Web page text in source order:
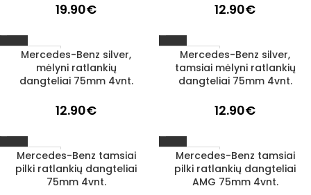
19.90€ 12.90€
1–3 D. D.
Mercedes-Benz silver,
mėlyni ratlankių
dangteliai 75mm 4vnt.
12.90€
1–3 D. D.
Mercedes-Benz silver,
tamsiai mėlyni ratlankių
dangteliai 75mm 4vnt.
12.90€
1–3 D. D.
Mercedes-Benz tamsiai
pilki ratlankių dangteliai
75mm 4vnt.
1–3 D. D.
Mercedes-Benz tamsiai
pilki ratlankių dangteliai
AMG 75mm 4vnt.